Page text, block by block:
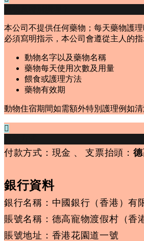
本公司不提供任何藥物；每天藥物護
必須寫明指示，本公司會遵從主人的
動物名字以及藥物名稱
藥物每天使用次數及用量
餵食或護理方法
藥物有效期
動物住宿期間如需額外特別護理例如
付款方式：現金 、 支票抬頭：
銀行資料
銀行名稱：中國銀行（香港）有
賬號名稱：德高寵物渡假村（香
賬號地址：香港花園道一號